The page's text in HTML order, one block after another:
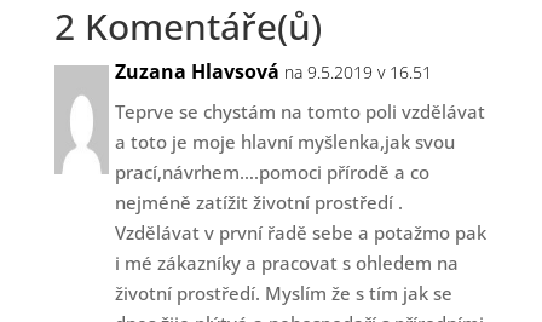
2 Komentáře(ů)
Zuzana Hlavsová na 9.5.2019 v 16.51
Teprve se chystám na tomto poli vzdělávat
a toto je moje hlavní myšlenka,jak svou
prací,návrhem….pomoci přírodě a co
nejméně zatížit životní prostředí .
Vzdělávat v první řadě sebe a potažmo pak
i mé zákazníky a pracovat s ohledem na
životní prostředí. Myslím že s tím jak se